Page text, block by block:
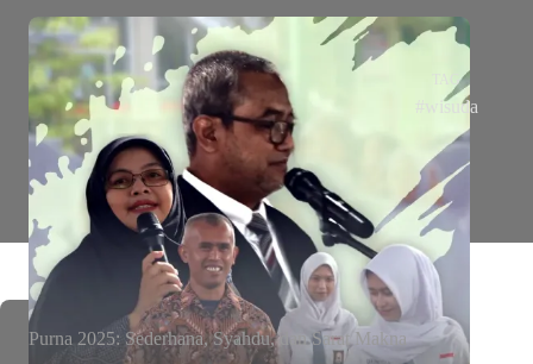
TAG
#wisuda
Purna 2025: Sederhana, Syahdu, dan Sarat Makna